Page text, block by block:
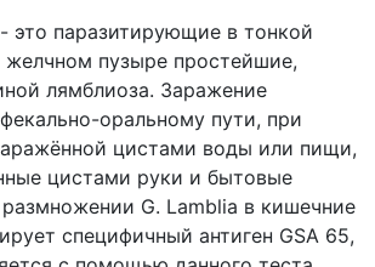
это паразитирующие в тонкой
желчном пузыре простейшие,
лямблиоза. Заражение
оральному пути, при
цистами воды или пищи,
цистами руки и бытовые
G. Lamblia в кишечние
специфичный антиген GSA 65,